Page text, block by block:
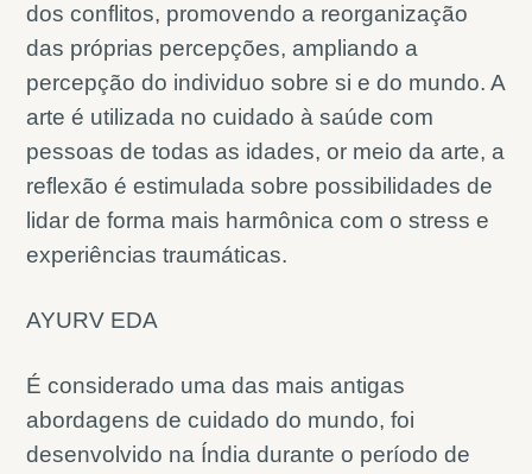
dos conflitos, promovendo a reorganização
das próprias percepções, ampliando a
percepção do individuo sobre si e do mundo. A
arte é utilizada no cuidado à saúde com
pessoas de todas as idades, or meio da arte, a
reflexão é estimulada sobre possibilidades de
lidar de forma mais harmônica com o stress e
experiências traumáticas.
AYURV EDA
É considerado uma das mais antigas
abordagens de cuidado do mundo, foi
desenvolvido na Índia durante o período de